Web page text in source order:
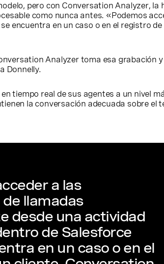
pero con Conversation Analyzer, la
como nunca antes. «Podemos
encuentra en un caso o en el registro
Analyzer toma esa grabación
Donnelly.
tiempo real de sus agentes a un nivel
la conversación adecuada sobre el
a las
llamadas
desde una actividad
de Salesforce
en un caso o en el